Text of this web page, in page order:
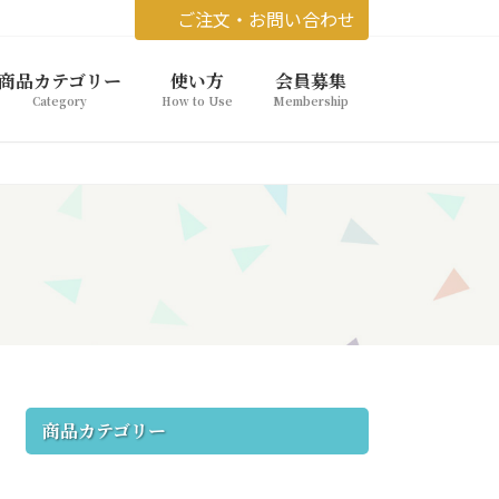
ご注文・お問い合わせ
品カテゴリー
Category
使い方
How to Use
会員募集
Membership
商品カテゴリー